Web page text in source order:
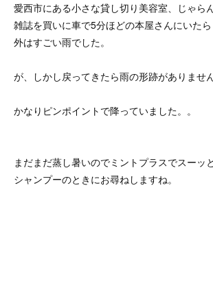
愛西市にある小さな貸し切り美容室、じゃら
雑誌を買いに車で5分ほどの本屋さんにいたら
外はすごい雨でした。
が、しかし戻ってきたら雨の形跡がありませ
かなりピンポイントで降っていました。。
まだまだ蒸し暑いのでミントプラスでスーッ
シャンプーのときにお尋ねしますね。